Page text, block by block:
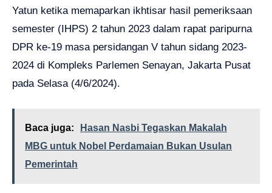
Yatun ketika memaparkan ikhtisar hasil pemeriksaan
semester (IHPS) 2 tahun 2023 dalam rapat paripurna
DPR ke-19 masa persidangan V tahun sidang 2023-
2024 di Kompleks Parlemen Senayan, Jakarta Pusat
pada Selasa (4/6/2024).
Baca juga:
Hasan Nasbi Tegaskan Makalah
MBG untuk Nobel Perdamaian Bukan Usulan
Pemerintah